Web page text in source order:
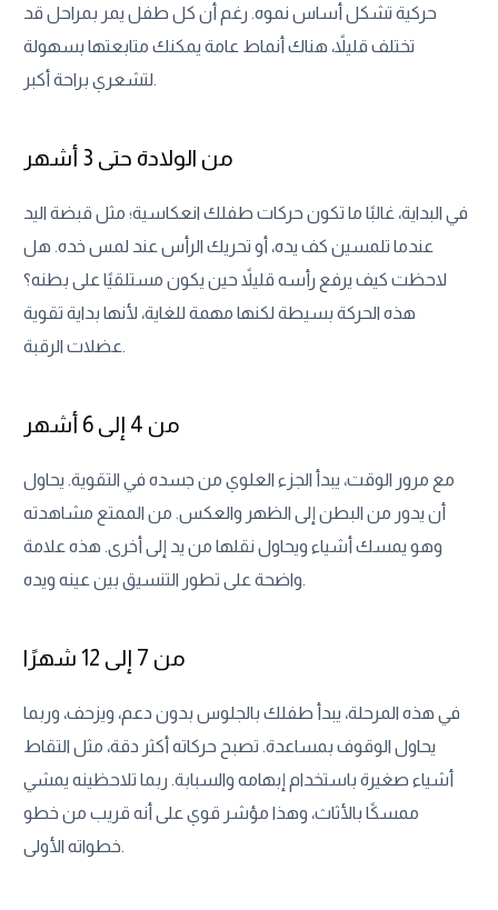
حركية تشكل أساس نموه. رغم أن كل طفل يمر بمراحل قد
تختلف قليلاً، هناك أنماط عامة يمكنك متابعتها بسهولة
لتشعري براحة أكبر.
من الولادة حتى 3 أشهر
في البداية، غالبًا ما تكون حركات طفلك انعكاسية؛ مثل قبضة اليد
عندما تلمسين كف يده، أو تحريك الرأس عند لمس خده. هل
لاحظت كيف يرفع رأسه قليلاً حين يكون مستلقيًا على بطنه؟
هذه الحركة بسيطة لكنها مهمة للغاية، لأنها بداية تقوية
عضلات الرقبة.
من 4 إلى 6 أشهر
مع مرور الوقت، يبدأ الجزء العلوي من جسده في التقوية. يحاول
أن يدور من البطن إلى الظهر والعكس. من الممتع مشاهدته
وهو يمسك أشياء ويحاول نقلها من يد إلى أخرى. هذه علامة
واضحة على تطور التنسيق بين عينه ويده.
من 7 إلى 12 شهرًا
في هذه المرحلة، يبدأ طفلك بالجلوس بدون دعم، ويزحف، وربما
يحاول الوقوف بمساعدة. تصبح حركاته أكثر دقة، مثل التقاط
أشياء صغيرة باستخدام إبهامه والسبابة. ربما تلاحظينه يمشي
ممسكًا بالأثاث، وهذا مؤشر قوي على أنه قريب من خطو
خطواته الأولى.